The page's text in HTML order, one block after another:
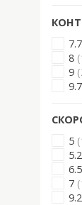
8
9
5
6.5
7